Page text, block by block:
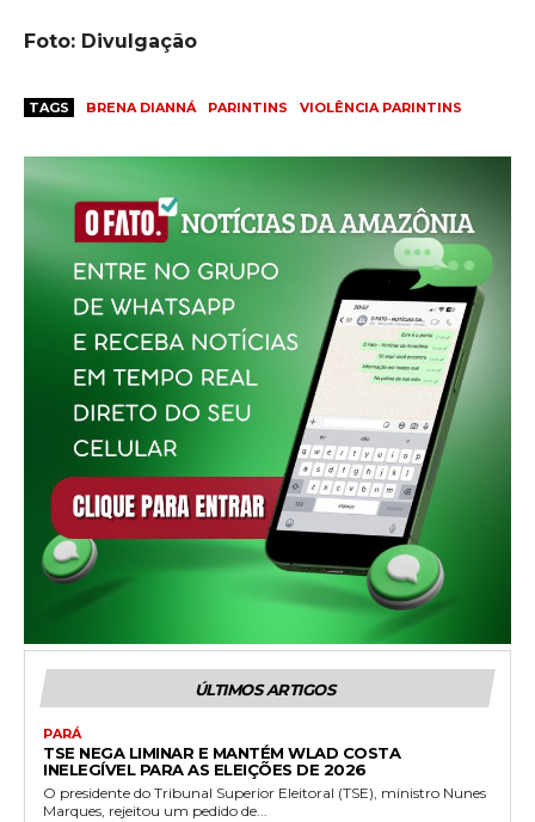
Foto: Divulgação
TAGS BRENA DIANNÁ PARINTINS VIOLÊNCIA PARINTINS
ÚLTIMOS ARTIGOS
PARÁ
TSE NEGA LIMINAR E MANTÉM WLAD COSTA
INELEGÍVEL PARA AS ELEIÇÕES DE 2026
O presidente do Tribunal Superior Eleitoral (TSE), ministro Nunes
Marques, rejeitou um pedido de...